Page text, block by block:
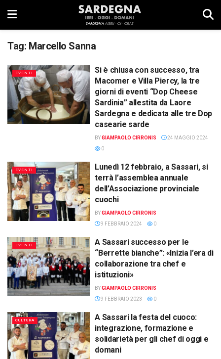
Tag: Marcello Sanna
EVENTI
Si è chiusa con successo, tra
Macomer e Villa Piercy, la tre
giorni di eventi “Dop Cheese
Sardinia” allestita da Laore
Sardegna e dedicata alle tre Dop
casearie sarde
BYGIAMPAOLO CIRRONIS
24 MAGGIO 2024
0
EVENTI
Lunedì 12 febbraio, a Sassari, si
terrà l’assemblea annuale
dell’Associazione provinciale
cuochi
BYGIAMPAOLO CIRRONIS
9 FEBBRAIO 2024
0
EVENTI
A Sassari successo per le
“Berrette bianche”: «Inizia l’era di
collaborazione tra chef e
istituzioni»
BYGIAMPAOLO CIRRONIS
9 FEBBRAIO 2023
0
CULTURA
A Sassari la festa del cuoco:
integrazione, formazione e
solidarietà per gli chef di oggi e
domani